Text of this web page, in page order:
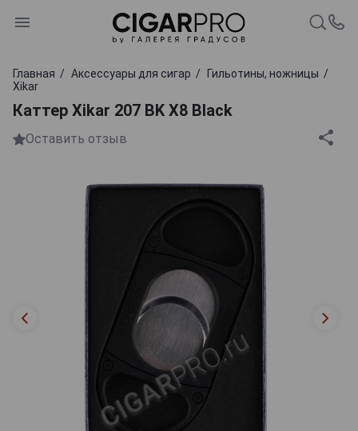
Главная Аксессуары для сигар
Гильотины, ножницы
Xikar
Каттер Xikar 207 BK X8 Black
Оставить отзыв